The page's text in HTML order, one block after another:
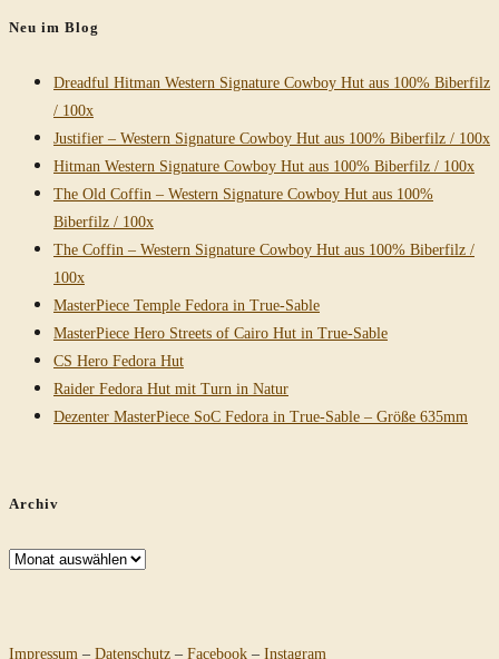
Neu im Blog
Dreadful Hitman Western Signature Cowboy Hut aus 100% Biberfilz
/ 100x
Justifier – Western Signature Cowboy Hut aus 100% Biberfilz / 100x
Hitman Western Signature Cowboy Hut aus 100% Biberfilz / 100x
The Old Coffin – Western Signature Cowboy Hut aus 100%
Biberfilz / 100x
The Coffin – Western Signature Cowboy Hut aus 100% Biberfilz /
100x
MasterPiece Temple Fedora in True-Sable
MasterPiece Hero Streets of Cairo Hut in True-Sable
CS Hero Fedora Hut
Raider Fedora Hut mit Turn in Natur
Dezenter MasterPiece SoC Fedora in True-Sable – Größe 635mm
Archiv
Archiv
Impressum – Datenschutz – Facebook – Instagram